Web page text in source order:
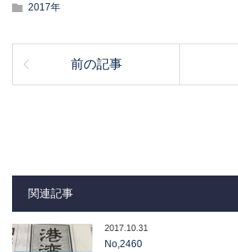
2017年
前の記事
関連記事
2017.10.31
No,2460